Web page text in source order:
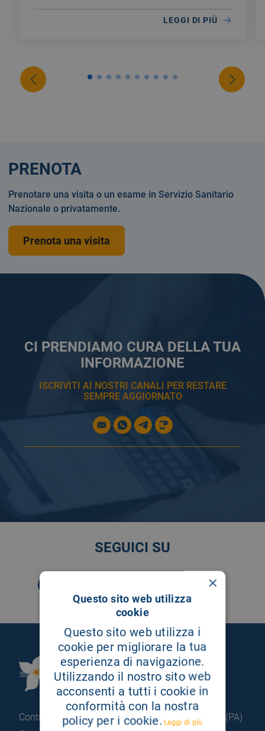
LEGGI DI PIÙ
CI PRENDIAMO CURA DELLA TUA
INFORMAZIONE
ISCRIVITI AI NOSTRI CANALI PER RESTARE
SEMPRE AGGIORNATO
PRENOTA
Prenotare una visita o un esame in Servizio Sanitario
Nazionale o privatamente.
Prenota una visita
SEGUICI SU
Fondazione Istituto
G.Giglio di Cefalù
Contrada Pietrapollastra - Pisciotto 90015 Cefalù (PA)
×
Questo sito web utilizza
cookie
Questo sito web utilizza i
cookie per migliorare la tua
esperienza di navigazione.
Utilizzando il nostro sito web
acconsenti a tutti i cookie in
conformità con la nostra
policy per i cookie. Leggi di più